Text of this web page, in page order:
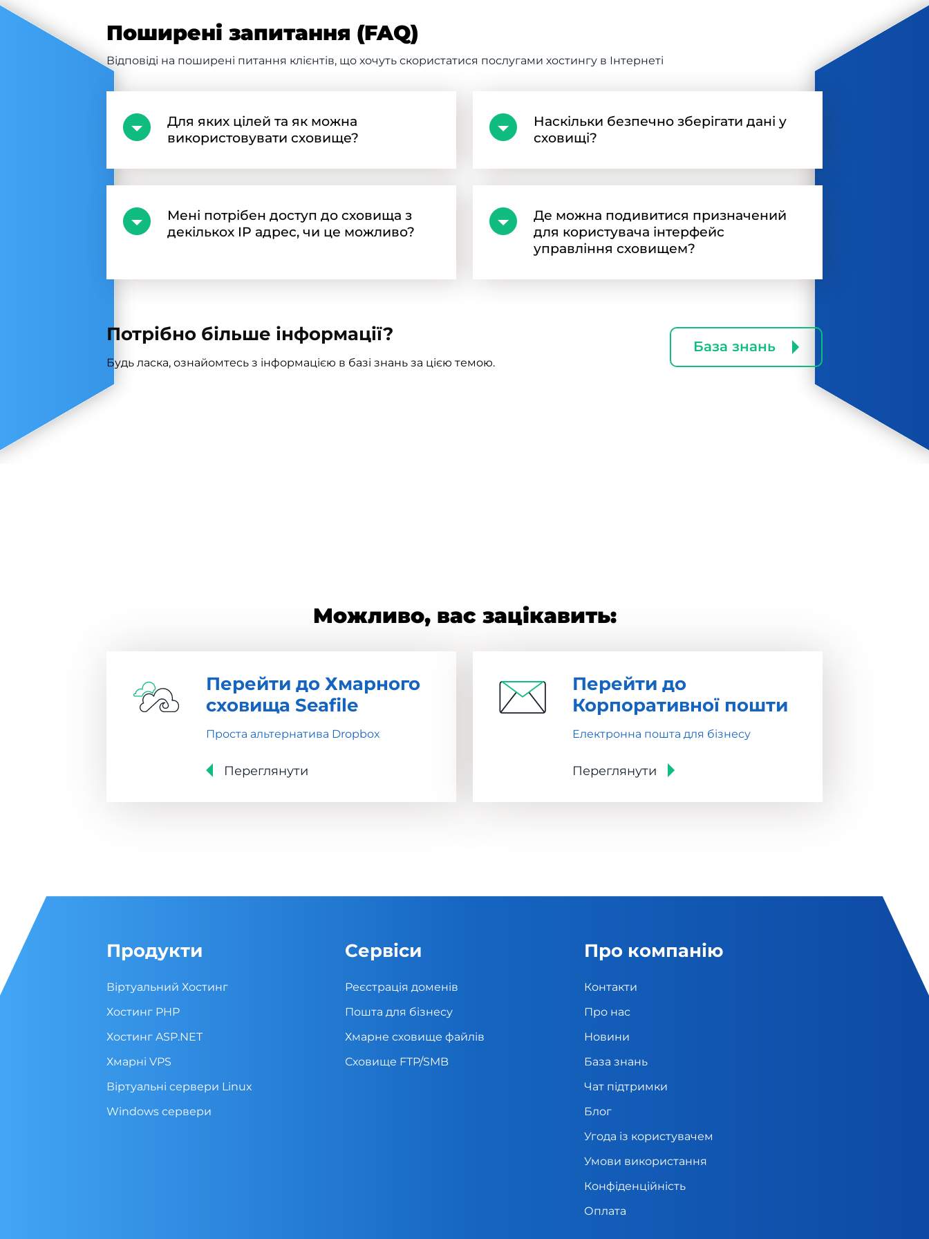
Поширені запитання (FAQ)
Відповіді на поширені питання клієнтів, що хочуть скористатися послугами хостингу в Інтернеті
Для яких цілей та як можна
використовувати сховище?
Наскільки безпечно зберігати дані у
сховищі?
Мені потрібен доступ до сховища з
декількох IP адрес, чи це можливо?
Де можна подивитися призначений
для користувача інтерфейс
управління сховищем?
Потрібно більше інформації?
Будь ласка, ознайомтесь з інформацією в базі знань за цією темою.
База знань
Можливо, вас зацікавить:
Перейти до Хмарного
сховища Seafile
Проста альтернатива Dropbox
Переглянути
Перейти до
Корпоративної пошти
Електронна пошта для бізнесу
Переглянути
Продукти
Віртуальний Хостинг
Хостинг PHP
Хостинг ASP.NET
Хмарні VPS
Віртуальні cервери Linux
Windows сервери
Сервіси
Реєстрація доменів
Пошта для бізнесу
Хмарне сховище файлів
Сховище FTP/SMB
Про компанію
Контакти
Про нас
Новини
База знань
Чат підтримки
Блог
Угода із користувачем
Умови використання
Конфіденційність
Оплата